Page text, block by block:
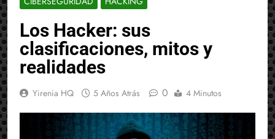
Los Hacker: sus
clasificaciones, mitos y
realidades
Yirenia HQ 5 Años Atrás 0 4 Minutos